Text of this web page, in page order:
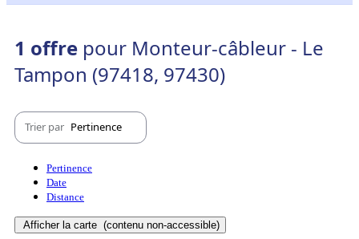
1 offre pour Monteur-câbleur - Le
Tampon (97418, 97430)
Trier par Pertinence
Pertinence
Date
Distance
Afficher la carte (contenu non-accessible)